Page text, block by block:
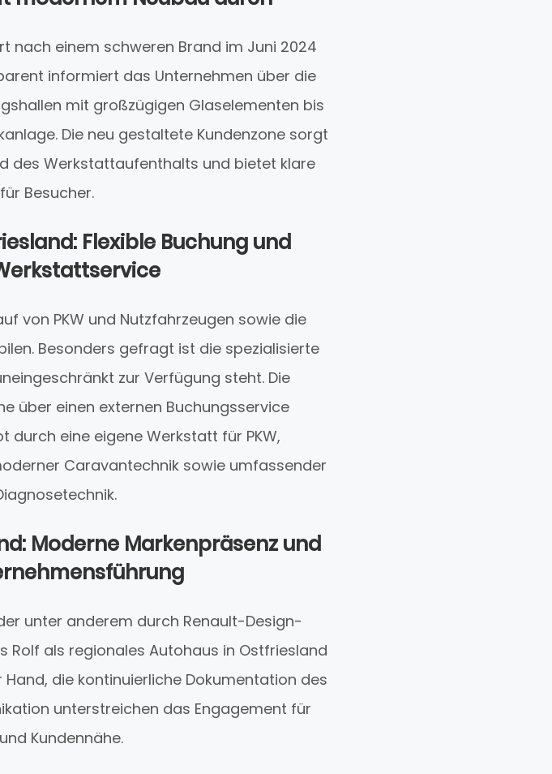
nach einem schweren Brand im Juni 2024
informiert das Unternehmen über die
mit großzügigen Glaselementen bis
Die neu gestaltete Kundenzone sorgt
des Werkstattaufenthalts und bietet klare
Besucher.
Flexible Buchung und
von PKW und Nutzfahrzeugen sowie die
Besonders gefragt ist die spezialisierte
zur Verfügung steht. Die
über einen externen Buchungsservice
durch eine eigene Werkstatt für PKW,
Caravantechnik sowie umfassender
Moderne Markenpräsenz und
unter anderem durch Renault-Design-
als regionales Autohaus in Ostfriesland
die kontinuierliche Dokumentation des
unterstreichen das Engagement für
Kundennähe.